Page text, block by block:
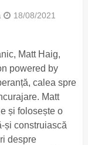
18/08/2021
Matt Haig,
powered by
calea spre
Matt
și folosește o
și construiască
despre